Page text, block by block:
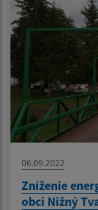
06.09.2022
Zníženie
obci Nižný